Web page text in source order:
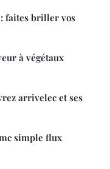
faites briller vos
à végétaux
arrivelec et ses
simple flux